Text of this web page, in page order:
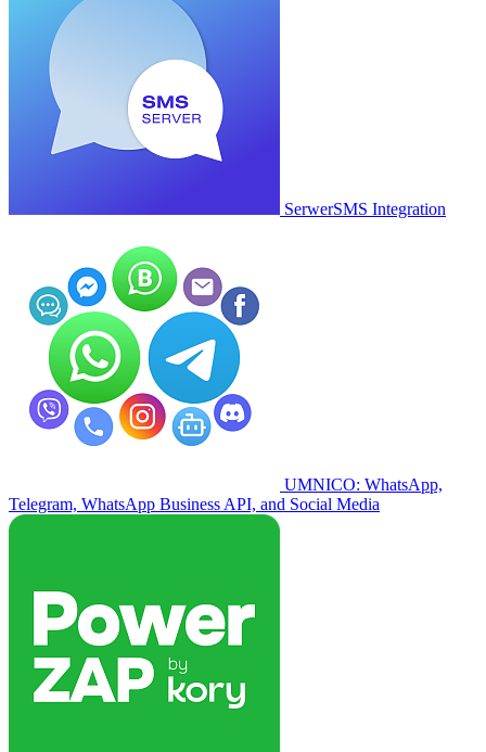
SerwerSMS Integration
UMNICO: WhatsApp,
Telegram, WhatsApp Business API, and Social Media